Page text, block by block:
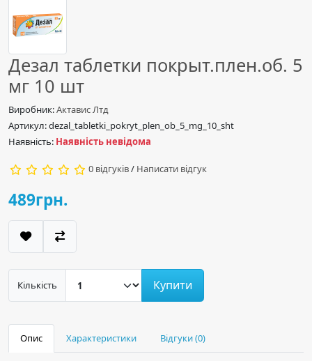
Дезал таблетки покрыт.плен.об. 5
мг 10 шт
Виробник:Актавис Лтд
Артикул: dezal_tabletki_pokryt_plen_ob_5_mg_10_sht
Наявність: Наявність невідома
0 відгуків/ Написати відгук
489грн.
Кількість Купити
Опис Характеристики Відгуки (0)